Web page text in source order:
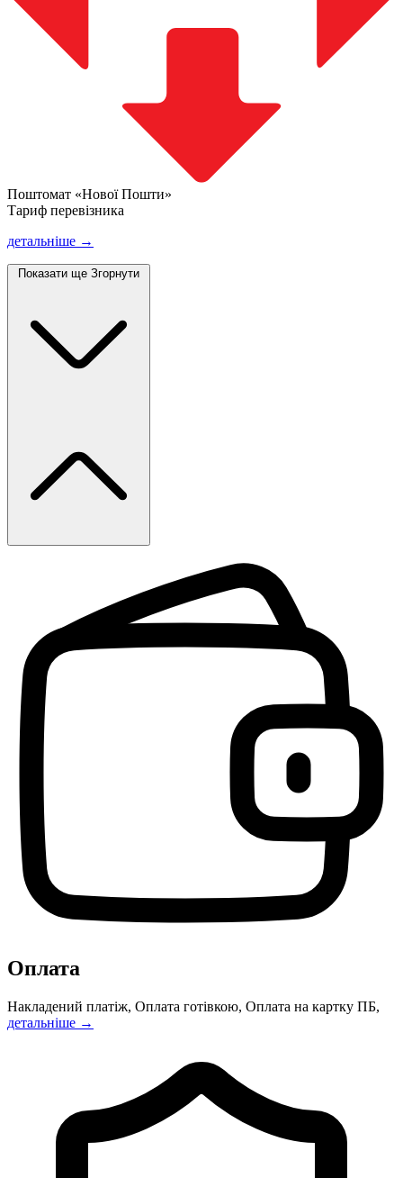
Поштомат «Нової Пошти»
Тариф перевізника
детальніше →
Показати ще Згорнути
Оплата
Накладений платіж, Оплата готівкою, Оплата на картку ПБ,
детальніше →